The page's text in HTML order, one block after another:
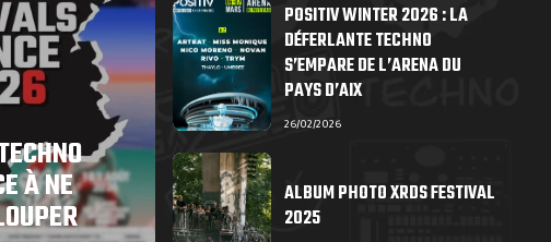
À NE
POSITIV WINTER 2026 : LA
DÉFERLANTE TECHNO
S’EMPARE DE L’ARENA DU
PAYS D’AIX
26/02/2026
ALBUM PHOTO XRDS FESTIVAL
2025